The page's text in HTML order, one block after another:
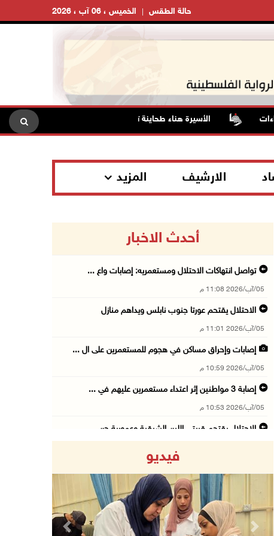
الخميس ، 06 آب ، 2026 حالة الطقس
الأسيرة هناء طحاينة تروي تفاصيل اعتقالها: حُرمت من وداع
الارشيف المزيد
أحدث الاخبار
تواصل انتهاكات الاحتلال ومستعمريه: إصابات واع ...
05/آب/2026 11:08 م
الاحتلال يقتحم عورتا جنوب نابلس ويداهم منازل
05/آب/2026 11:01 م
إصابات وإحراق مساكن في هجوم للمستعمرين على ال ...
05/آب/2026 10:59 م
إصابة 3 مواطنين إثر اعتداء مستعمرين عليهم في ...
05/آب/2026 10:53 م
الاحتلال يقتحم قريتي اللبن الشرقية وعمورية جن ...
مستعمرون يقتحمون بيت فجار جنوب بيت لحم
05/آب/2026 10:19 م
فيديو
Previous Next